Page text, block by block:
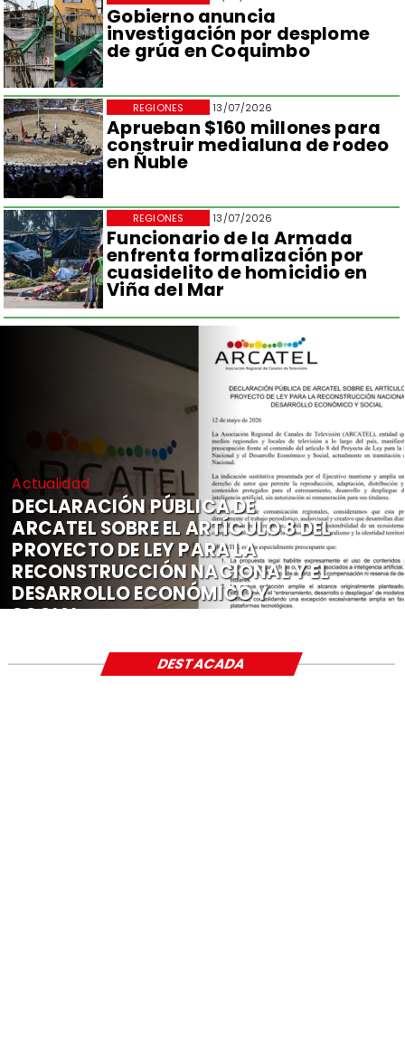
Gobierno anuncia
investigación por desplome
de grúa en Coquimbo
13/07/2026
Aprueban $160 millones para
construir medialuna de rodeo
en Ñuble
REGIONES
13/07/2026
Funcionario de la Armada
enfrenta formalización por
cuasidelito de homicidio en
Viña del Mar
REGIONES
Actualidad
DECLARACIÓN PÚBLICA DE
ARCATEL SOBRE EL ARTÍCULO 8 DEL
PROYECTO DE LEY PARA LA
RECONSTRUCCIÓN NACIONAL Y EL
DESARROLLO ECONÓMICO Y
SOCIAL
DESTACADA